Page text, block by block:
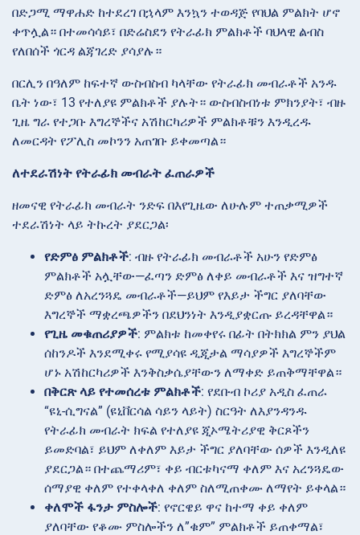
በድጋሚ ማዋሐድ ከተደረገ በኋላም እንኳን ተወዳጅ የባህል ምልክት ሆኖ
ቀጥሏል። በተመሳሳይ፣ በድሬስደን የትራፊክ ምልክቶች ባህላዊ ልብስ
የለበሰች ጎርዳ ልጃገረድ ያሳያሉ።
በርሊን በዓለም ከፍተኛ ውስብስብ ካላቸው የትራፊክ መብራቶች አንዱ
ቤት ነው፣ 13 የተለያዩ ምልክቶች ያሉት። ውስብስብነቱ ምክንያት፣ ብዙ
ጊዜ ግራ የተጋቡ እግረኞችና አሽከርካሪዎች ምልክቶቹን እንዲረዱ
ለመርዳት የፖሊስ መኮንን አጠገቡ ይቀመጣል።
ለተደራሽነት የትራፊክ መብራት ፈጠራዎች
ዘመናዊ የትራፊክ መብራት ንድፍ በእየጊዜው ለሁሉም ተጠቃሚዎች
ተደራሽነት ላይ ትኩረት ያደርጋል፡
የድምፅ ምልክቶች: ብዙ የትራፊክ መብራቶች አሁን የድምፅ
ምልክቶች አሏቸው—ፈጣን ድምፅ ለቀይ መብራቶች እና ዝግተኛ
ድምፅ ለአረንጓዴ መብራቶች—ይህም የእይታ ችግር ያለባቸው
እግረኞች ማቋረጫዎችን በደህንነት እንዲያቋርጡ ይረዳቸዋል።
የጊዜ መቁጠሪያዎች: ምልክቱ ከመቀየሩ በፊት በትክክል ምን ያህል
ሰከንዶች እንደሚቀሩ የሚያሳዩ ዲጂታል ማሳያዎች እግረኞችም
ሆኑ አሽከርካሪዎች እንቅስቃሴያቸውን ለማቀድ ይጠቅማቸዋል።
በቅርጽ ላይ የተመሰረቱ ምልክቶች: የደቡብ ኮሪያ አዲስ ፈጠራ
“ዩኒ-ሲግናል” (ዩኒቨርሳል ሳይን ላይት) ስርዓት ለእያንዳንዱ
የትራፊክ መብራት ክፍል የተለያዩ ጂኦሜትሪያዊ ቅርጾችን
ይመድባል፣ ይህም ለቀለም እይታ ችግር ያለባቸው ሰዎች እንዲለዩ
ያደርጋል። በተጨማሪም፣ ቀይ ብርቱካናማ ቀለም እና አረንጓዴው
ሰማያዊ ቀለም የተቀላቀለ ቀለም ስለሚጠቀሙ ለማየት ይቀላል።
ቀለሞች ፋንታ ምስሎች: የኖርዌይ ዋና ከተማ ቀይ ቀለም
ያለባቸው የቆሙ ምስሎችን ለ”ቁም” ምልክቶች ይጠቀማል፣